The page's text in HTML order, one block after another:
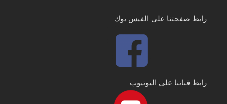
رابط صفحتنا على الفيس بوك
رابط قناتنا على اليوتيوب